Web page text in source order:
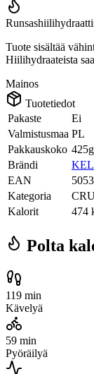
Tuote sisältää
Hiilihydraateista
Mainos
Tuotetiedot
Pakaste
Ei
Valmistusmaa PL
Pakkauskoko 425g
Brändi
EAN
Kategoria
Kalorit
474
Polta
119 min
Kävelyä
59 min
Pyöräilyä